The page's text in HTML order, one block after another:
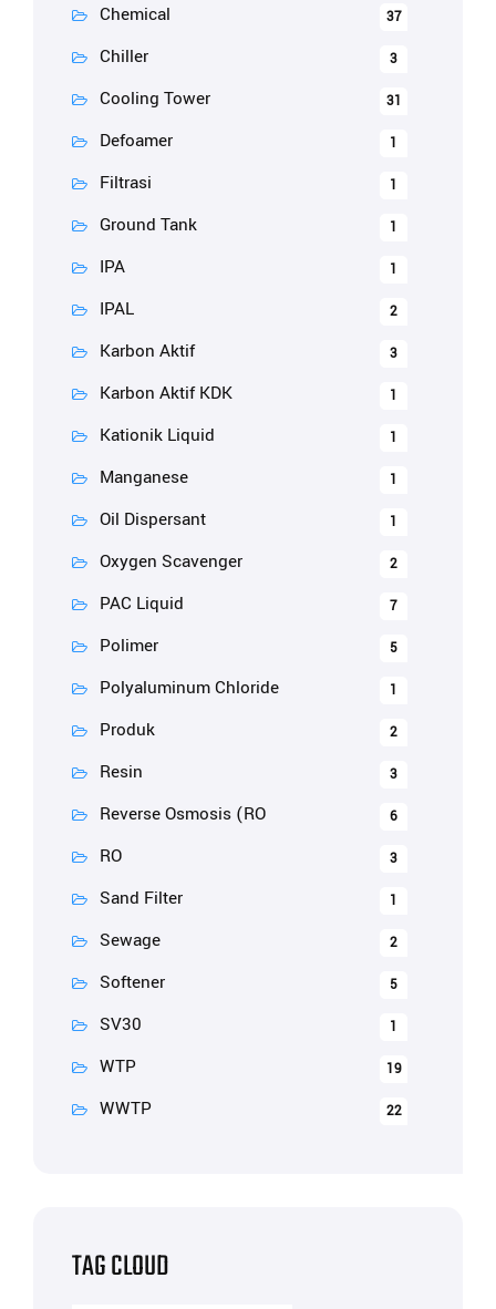
Chemical 37
Chiller 3
Cooling Tower 31
Defoamer 1
Filtrasi 1
Ground Tank 1
IPA 1
IPAL 2
Karbon Aktif 3
Karbon Aktif KDK 1
Kationik Liquid 1
Manganese 1
Oil Dispersant 1
Oxygen Scavenger 2
PAC Liquid 7
Polimer 5
Polyaluminum Chloride 1
Produk 2
Resin 3
Reverse Osmosis (RO 6
RO 3
Sand Filter 1
Sewage 2
Softener 5
SV30 1
WTP 19
WWTP 22
TAG CLOUD